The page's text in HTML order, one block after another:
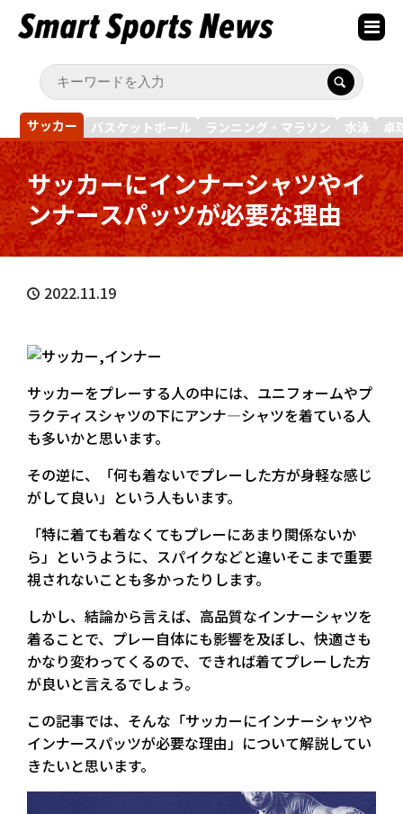
サッカー バスケットボール ランニング・マラソン 水泳 卓
サッカーにインナーシャツやイ
ンナースパッツが必要な理由
2022.11.19
サッカーをプレーする人の中には、ユニフォームやプ
ラクティスシャツの下にアンナ—シャツを着ている人
も多いかと思います。
その逆に、「何も着ないでプレーした方が身軽な感じ
がして良い」という人もいます。
「特に着ても着なくてもプレーにあまり関係ないか
ら」というように、スパイクなどと違いそこまで重要
視されないことも多かったりします。
しかし、結論から言えば、高品質なインナーシャツを
着ることで、プレー自体にも影響を及ぼし、快適さも
かなり変わってくるので、できれば着てプレーした方
が良いと言えるでしょう。
この記事では、そんな「サッカーにインナーシャツや
インナースパッツが必要な理由」について解説してい
きたいと思います。